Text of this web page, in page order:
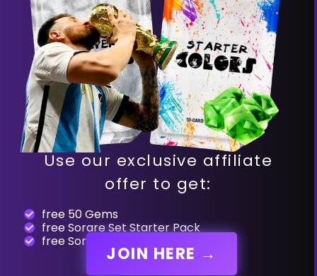
Use our exclusive affiliate
offer to get:
free 50 Gems
free Sorare Set Starter Pack
free Sorare Set Essence
JOIN HERE →